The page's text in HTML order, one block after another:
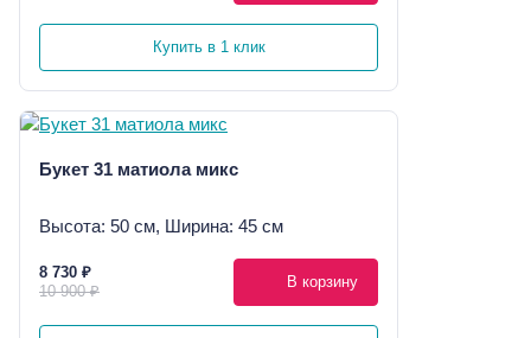
Купить в 1 клик
Букет 31 матиола микс
Высота: 50 см, Ширина: 45 см
8 730 ₽
10 900 ₽
В корзину